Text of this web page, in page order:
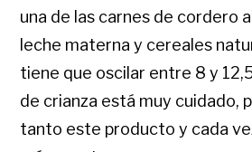
una de las carnes de cordero
leche materna y cereales
tiene que oscilar entre 8 y
de crianza está muy cuidado,
tanto este producto y cada